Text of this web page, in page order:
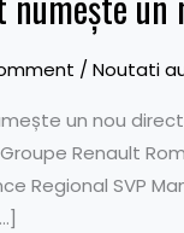
/ Noutati
un nou
Renault
Regional SVP